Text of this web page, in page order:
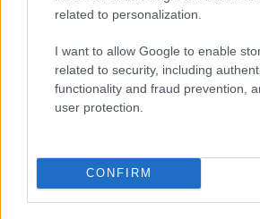
related to personalization.
I want to allow Google to enable
related to security, including
functionality and fraud prevention,
user protection.
CONFIRM
HIRDETÉS
Amire többmillióan
másodfokúra